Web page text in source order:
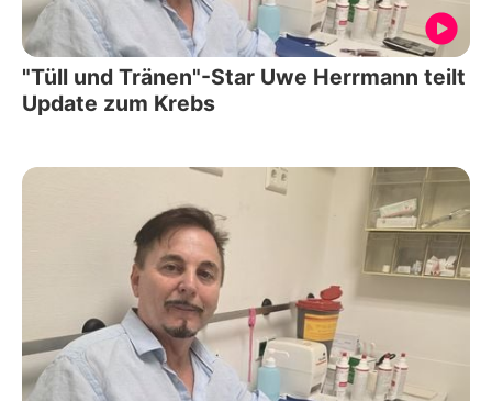
"Tüll und Tränen"-Star Uwe Herrmann teilt
Update zum Krebs